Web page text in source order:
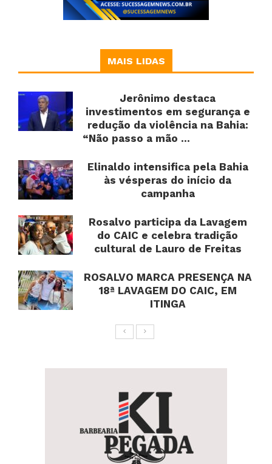
MAIS LIDAS
Jerônimo destaca
investimentos em segurança e
redução da violência na Bahia:
“Não passo a mão ...
Elinaldo intensifica pela Bahia
às vésperas do início da
campanha
Rosalvo participa da Lavagem
do CAIC e celebra tradição
cultural de Lauro de Freitas
ROSALVO MARCA PRESENÇA NA
18ª LAVAGEM DO CAIC, EM
ITINGA